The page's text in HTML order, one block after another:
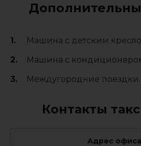
Машина с детским
Машина с
Междугородние поездки.
Контакты
Адрес офиса